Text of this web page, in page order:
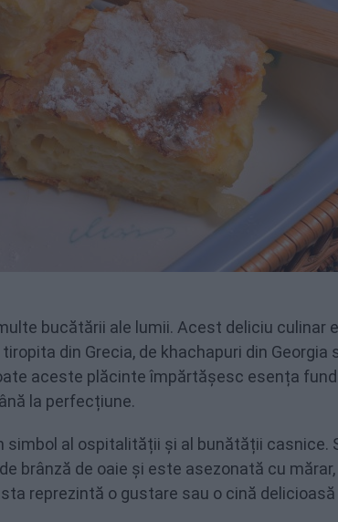
bucătării ale lumii. Acest deliciu culinar
din Grecia, de khachapuri din Georgia
aceste plăcinte împărtășesc esența
la perfecțiune.
al ospitalității și al bunătății casnice.
brânză de oaie și este asezonată cu mărar,
reprezintă o gustare sau o cină delicioasă